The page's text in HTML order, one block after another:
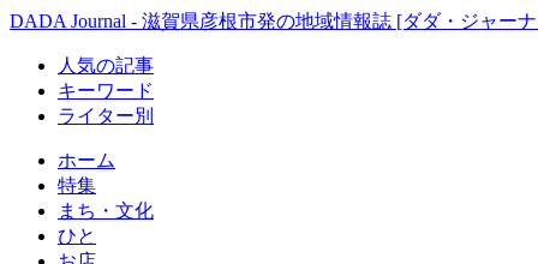
DADA Journal - 滋賀県彦根市発の地域情報誌 [ダダ・ジャー
人気の記事
キーワード
ライター別
ホーム
特集
まち・文化
ひと